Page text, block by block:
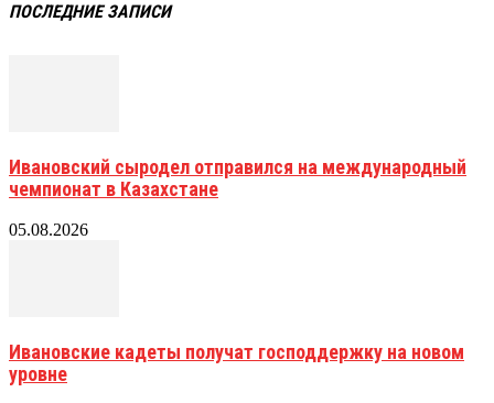
ПОСЛЕДНИЕ ЗАПИСИ
Ивановский сыродел отправился на международный
чемпионат в Казахстане
05.08.2026
Ивановские кадеты получат господдержку на новом
уровне